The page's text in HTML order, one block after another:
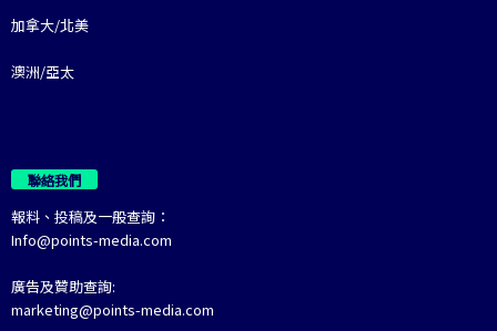
加拿大/北美
澳洲/亞太
聯絡我們
報料、投稿及一般查詢：
Info@points-media.com
廣告及贊助查詢:
marketing@points-media.com